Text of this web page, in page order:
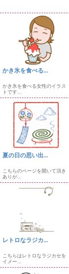
かき氷を食べる...
かき氷を食べる女性のイラス
トです...
夏の日の思い出...
こちらのページを開いて頂き
ありが...
レトロなラジカ...
こちらはレトロなラジカセを
イメー...